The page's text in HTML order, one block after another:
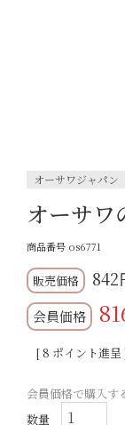
オーサワジャパン
オーサワ
商品番号 os6771
842
会員価格
[8 ポイント進呈
会員価格で購入す